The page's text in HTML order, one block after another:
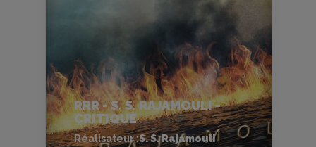
RRR - S. S. RAJAMOULI -
CRITIQUE
Réalisateur :S. S. Rajamouli